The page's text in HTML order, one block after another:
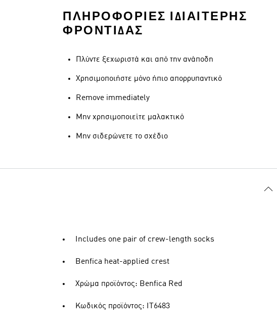
ΠΛΗΡΟΦΟΡΊΕΣ ΙΔΙΑΊΤΕΡΗΣ
ΦΡΟΝΤΊΔΑΣ
Πλύντε ξεχωριστά και από την ανάποδη
Χρησιμοποιήστε μόνο ήπιο απορρυπαντικό
Remove immediately
Μην χρησιμοποιείτε μαλακτικό
Μην σιδερώνετε το σχέδιο
Includes one pair of crew-length socks
Benfica heat-applied crest
Χρώμα προϊόντος: Benfica Red
Κωδικός προϊόντος: IT6483